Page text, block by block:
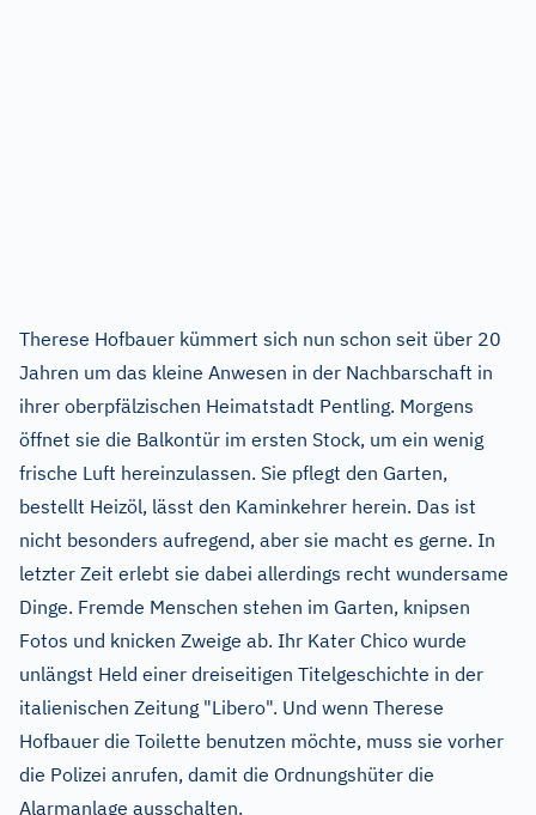
Therese Hofbauer kümmert sich nun schon seit über 20
Jahren um das kleine Anwesen in der Nachbarschaft in
ihrer oberpfälzischen Heimatstadt Pentling. Morgens
öffnet sie die Balkontür im ersten Stock, um ein wenig
frische Luft hereinzulassen. Sie pflegt den Garten,
bestellt Heizöl, lässt den Kaminkehrer herein. Das ist
nicht besonders aufregend, aber sie macht es gerne. In
letzter Zeit erlebt sie dabei allerdings recht wundersame
Dinge. Fremde Menschen stehen im Garten, knipsen
Fotos und knicken Zweige ab. Ihr Kater Chico wurde
unlängst Held einer dreiseitigen Titelgeschichte in der
italienischen Zeitung "Libero". Und wenn Therese
Hofbauer die Toilette benutzen möchte, muss sie vorher
die Polizei anrufen, damit die Ordnungshüter die
Alarmanlage ausschalten.